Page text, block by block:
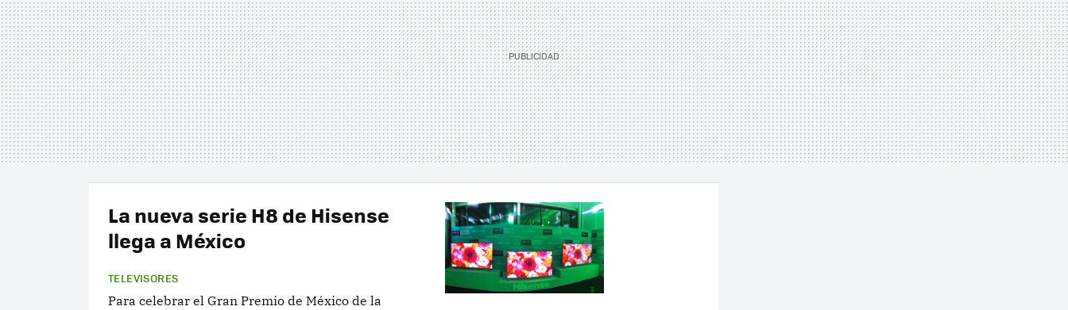
La nueva serie H8 de Hisense
llega a México
TELEVISORES
Para celebrar el Gran Premio de México de la